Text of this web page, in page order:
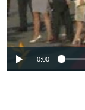
ՄԻՋԱԶԳԱՅԻՆ
ՄՇԱԿՈՒՅԹ
ՍՊՈՐՏ
0:00